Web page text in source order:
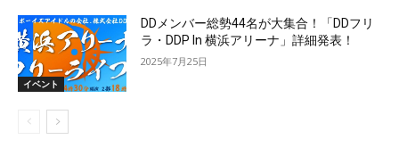
イベント
DDメンバー総勢44名が大集合！「DDフリ
ラ・DDP In 横浜アリーナ」詳細発表！
2025年7月25日